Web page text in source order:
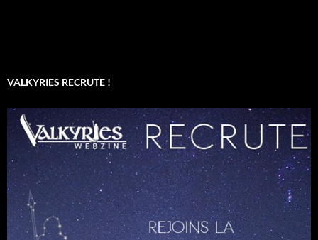
VALKYRIES RECRUTE !